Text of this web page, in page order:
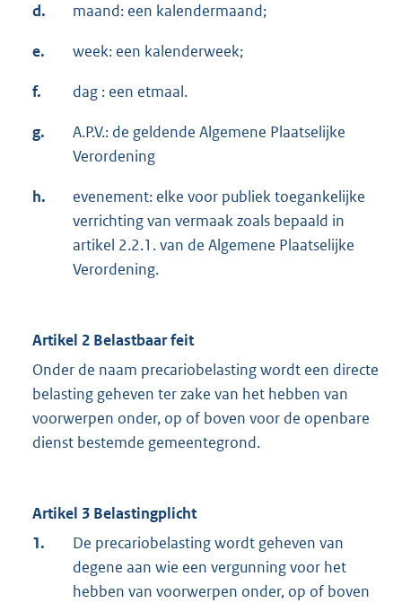
d. maand: een kalendermaand;
e. week: een kalenderweek;
f. dag : een etmaal.
g.
A.P.V.: de geldende Algemene Plaatselijke
Verordening
h.
evenement: elke voor publiek toegankelijke
verrichting van vermaak zoals bepaald in
artikel 2.2.1. van de Algemene Plaatselijke
Verordening.
Artikel 2 Belastbaar feit
Onder de naam precariobelasting wordt een directe
belasting geheven ter zake van het hebben van
voorwerpen onder, op of boven voor de openbare
dienst bestemde gemeentegrond.
Artikel 3 Belastingplicht
1.
De precariobelasting wordt geheven van
degene aan wie een vergunning voor het
hebben van voorwerpen onder, op of boven